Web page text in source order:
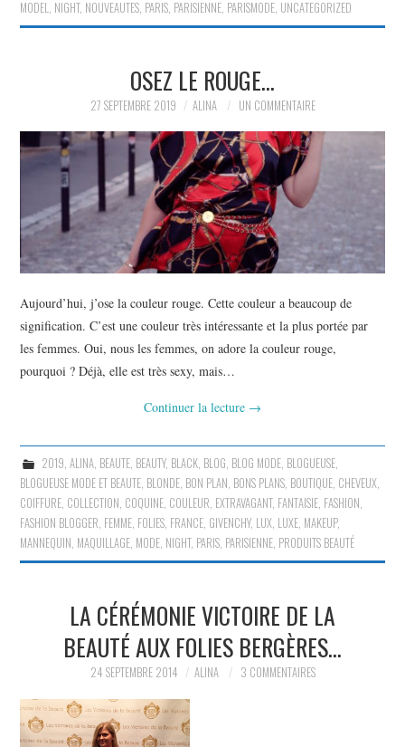
MODEL NIGHT, NOUVEAUTES PARIS PARISIENNE PARISMODE UNCATEGORIZED
OSEZ LE ROUGE…
27 SEPTEMBRE 2019 ALINA UN COMMENTAIRE
Aujourd’hui, j’ose la couleur rouge. Cette couleur a beaucoup de
signification. C’est une couleur très intéressante et la plus portée par
les femmes. Oui, nous les femmes, on adore la couleur rouge,
pourquoi ? Déjà, elle est très sexy, mais…
Continuer la lecture →
2019, ALINA, BEAUTE, BEAUTY, BLACK, BLOG, BLOG MODE, BLOGUEUSE,
BLOGUEUSE MODE ET BEAUTE, BLONDE, BON PLAN, BONS PLANS, BOUTIQUE, CHEVEUX,
COIFFURE, COLLECTION, COQUINE, COULEUR, EXTRAVAGANT, FANTAISIE, FASHION,
FASHION BLOGGER, FEMME, FOLIES, FRANCE, GIVENCHY, LUX, LUXE, MAKEUP,
MANNEQUIN, MAQUILLAGE, MODE, NIGHT, PARIS, PARISIENNE, PRODUITS BEAUTÉ
LA CÉRÉMONIE VICTOIRE DE LA
BEAUTÉ AUX FOLIES BERGÈRES…
24 SEPTEMBRE 2014 ALINA 3 COMMENTAIRES